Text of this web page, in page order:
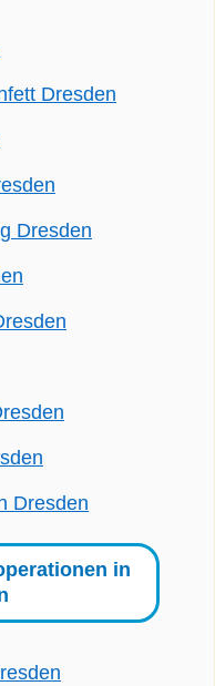
Dresden
Dresden
Dresden
in